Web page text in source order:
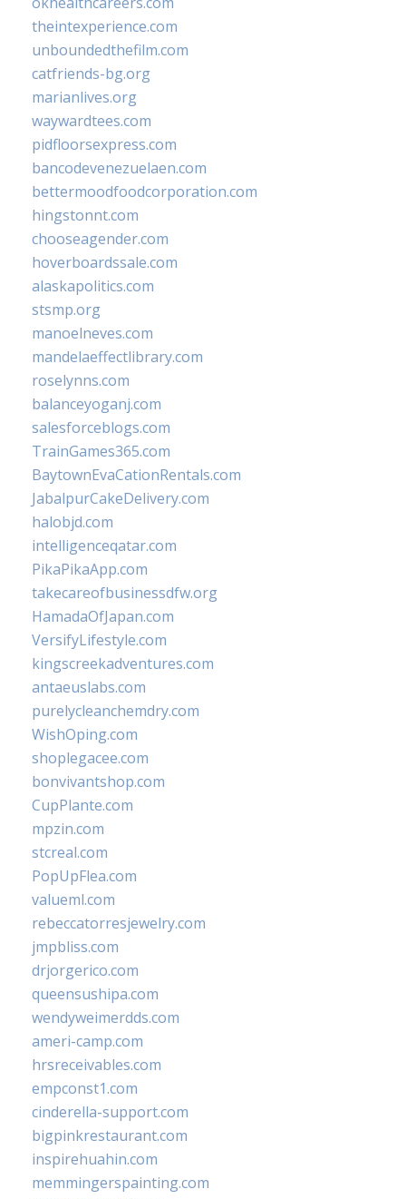
theintexperience.com
unboundedthefilm.com
catfriends-bg.org
marianlives.org
waywardtees.com
pidfloorsexpress.com
bancodevenezuelaen.com
bettermoodfoodcorporation.com
hingstonnt.com
chooseagender.com
hoverboardssale.com
alaskapolitics.com
stsmp.org
manoelneves.com
mandelaeffectlibrary.com
roselynns.com
balanceyoganj.com
salesforceblogs.com
TrainGames365.com
BaytownEvaCationRentals.com
JabalpurCakeDelivery.com
halobjd.com
intelligenceqatar.com
PikaPikaApp.com
takecareofbusinessdfw.org
HamadaOfJapan.com
VersifyLifestyle.com
kingscreekadventures.com
antaeuslabs.com
purelycleanchemdry.com
WishOping.com
shoplegacee.com
bonvivantshop.com
CupPlante.com
mpzin.com
stcreal.com
PopUpFlea.com
valueml.com
rebeccatorresjewelry.com
jmpbliss.com
drjorgerico.com
queensushipa.com
wendyweimerdds.com
ameri-camp.com
hrsreceivables.com
empconst1.com
cinderella-support.com
bigpinkrestaurant.com
inspirehuahin.com
memmingerspainting.com